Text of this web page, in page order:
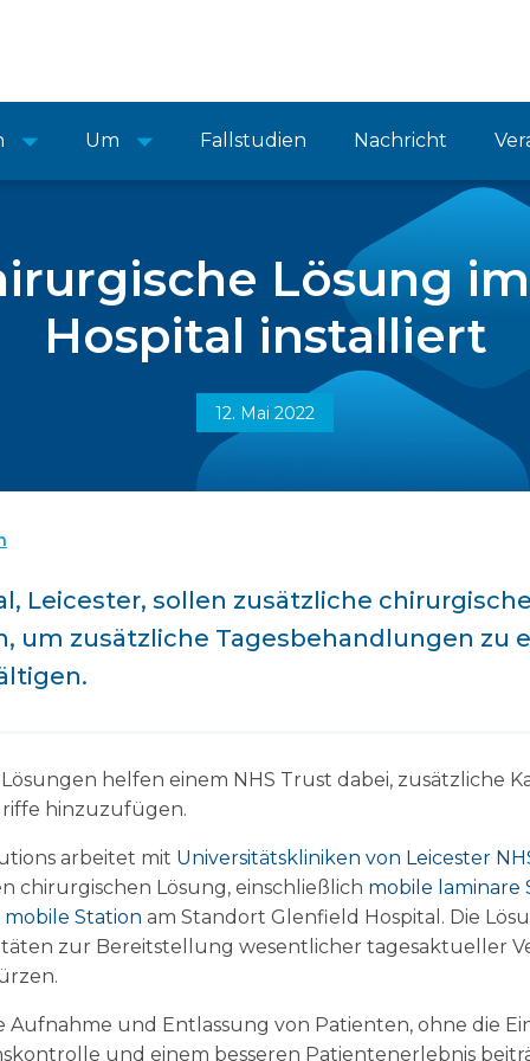
Um Fallstudien Nachricht
Lösung
Hospital installiert
12. Mai 2022
Leicester, sollen zusätzliche
um zusätzliche Tagesbehandlungen zu
helfen einem NHS Trust dabei, zusätzliche
hinzuzufügen.
arbeitet mit Universitätskliniken von Leicester
chirurgischen Lösung, einschließlich mobile laminare
mobile Station am Standort Glenfield Hospital. Die
zur Bereitstellung wesentlicher tagesaktueller
Aufnahme und Entlassung von Patienten, ohne die
und einem besseren Patientenerlebnis